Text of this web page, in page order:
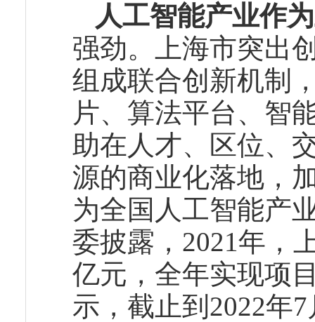
人工智能产业作
强劲。上海市突出
组成联合创新机制
片、算法平台、智
助在人才、区位、
源的商业化落地，
为全国人工智能产
委披露，2021年，
亿元，全年实现项
示，截止到2022年